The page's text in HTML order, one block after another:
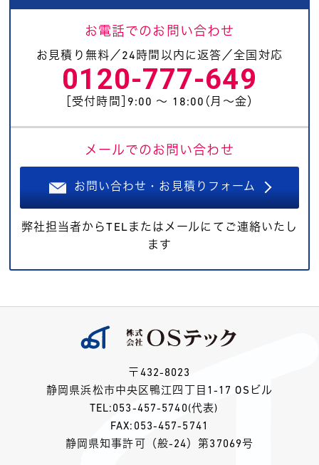
お電話でのお問い合わせ
お見積り無料／24時間以内に返答／全国対応
0120-777-649
［受付時間］9:00 〜 18:00（月〜金）
メールでのお問い合わせ
お問い合わせ・お見積りフォーム
弊社担当者からTELまたはメールにてご連絡いたし
ます
〒432-8023
静岡県浜松市中央区鴨江四丁目1-17 OSビル
TEL: 053-457-5740 (代表)
FAX:053-457-5741
静岡県知事許可（般-24）第37069号